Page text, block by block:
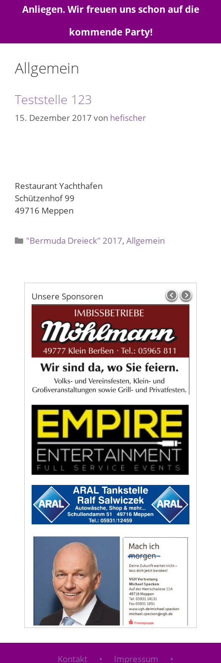
Anliegen. Wir freuen uns schon auf die
kommende Party!
Allgemein
Teststelle 123
15. Dezember 2017 von hefischer
Restaurant Yachthafen
Schützenhof 99
49716 Meppen
Kategorien
"Bermuda Dreieck" 2017,Allgemein
Unsere Sponsoren
Kontakt • Impressum •